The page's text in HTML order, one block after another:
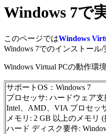
Windows 7で
このページではWindows
Windows 7でのインストール
Windows Virtual PCの動作環境
サポートOS：Windows 7
プロセッサ: ハードウェア
Intel、AMD、VIA プロセッ
メモリ: 2 GB 以上のメモリ (
ハード ディスク要件: